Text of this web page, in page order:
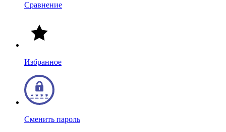
Сравнение
Избранное
Сменить пароль